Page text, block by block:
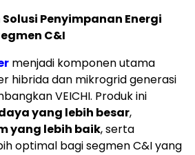
Penyimpanan Energi
C&I
menjadi komponen utama
hibrida dan mikrogrid generasi
VEICHI. Produk ini
yang lebih besar,
yang lebih baik, serta
optimal bagi segmen C&I yang